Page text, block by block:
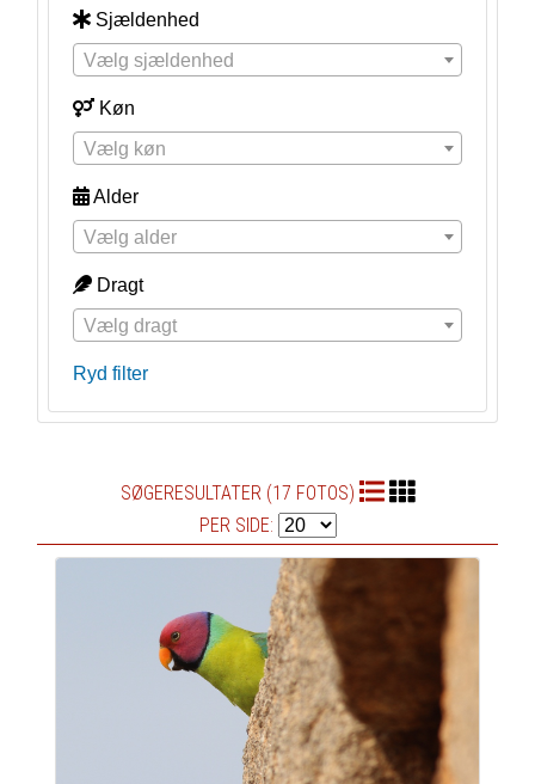
Sjældenhed
Vælg sjældenhed
Køn
Vælg køn
Alder
Vælg alder
Dragt
Vælg dragt
Ryd filter
SØGERESULTATER (17 FOTOS)
PER SIDE: